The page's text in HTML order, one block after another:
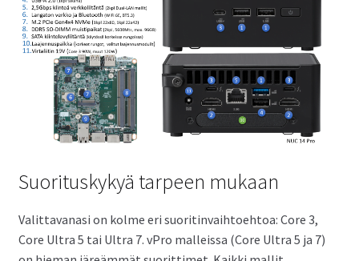
Suorituskykyä tarpeen mukaan
Valittavanasi on kolme eri suoritinvaihtoehtoa: Core 3,
Core Ultra 5 tai Ultra 7. vPro malleissa (Core Ultra 5 ja 7)